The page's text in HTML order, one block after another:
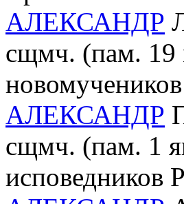
АЛЕКСАНДР
сщмч. (пам. 19
АЛЕКСАНДР
сщмч. (пам. 1
исповедников